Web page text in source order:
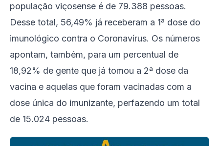
população viçosense é de 79.388 pessoas.
Desse total, 56,49% já receberam a 1ª dose do
imunológico contra o Coronavírus. Os números
apontam, também, para um percentual de
18,92% de gente que já tomou a 2ª dose da
vacina e aquelas que foram vacinadas com a
dose única do imunizante, perfazendo um total
de 15.024 pessoas.